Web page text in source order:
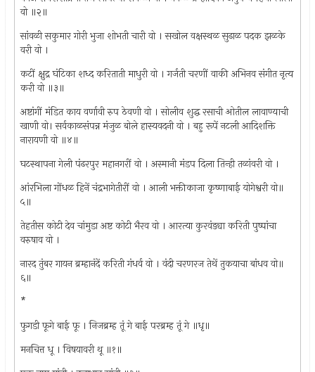
वो ॥२॥
सांवळी सकुमार गोरी भुजा शोभती चारी वो । सखोल वक्षस्थळ सुढाळ पदक झळके
वरी वो ।
कटीं क्षुद्र घंटिका शध्द करिताती माधुरी वो । गर्जती चरणीं वाकी अभिनव संगीत नृत्य
करी वो ॥३॥
अष्टांगीं मंडित काय वर्णावी रुप ठेवणी वो । सोलीव शुद्ध रसाची ओतील लावाण्याची
खाणी वो। सर्वकाळसंपन्न मंजुळ बोले हास्यवदनी वो । बहु रूपें नटली आदिशक्ति
नारायणी वो ॥४॥
घटस्थापना गेली पंढरपुर महानगरीं वो । अस्मानी मंडप दिला तिन्ही तळांवरी वो ।
आंरभिला गोंधळ हिनें चंद्रभागेतीरीं वो । आली भक्तीकाजा कृष्णाबाई योगेश्वरी वो॥
५॥
तेहतीस कोटी देव चांमुडा अष्ट कोटी भैरव वो । आरत्या कुरवंड्या करिती पुष्पांचा
वरुषाव वो ।
नारद तुंबर गायन ब्रम्हानंदें करिती गंधर्व वो । वंदी चरणरज तेथें तुकयाचा बांधव वो॥
६॥
*
फुगडी फूगे बाई फू । निजब्रम्ह तूं गे बाई परब्रम्ह तूं गे ॥धृ॥
मनचित्त धू । विषयावरी थू ॥१॥